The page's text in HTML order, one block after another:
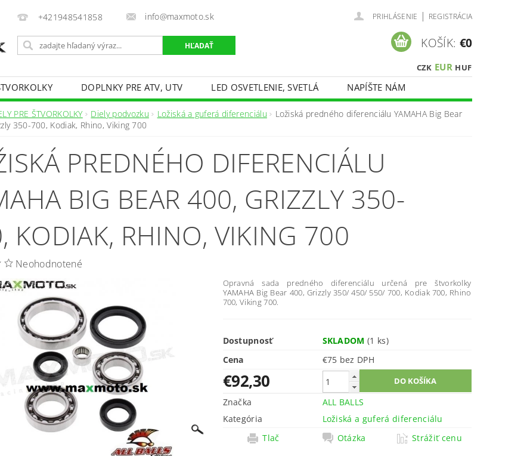
+421948541858 info@maxmoto.sk PRIHLÁSENIE | REGISTRÁCIA
CZK EUR HUF
KOŠÍK: €0
DOPLNKY PRE ATV, UTV LED OSVETLENIE, SVETLÁ
NAPÍŠTE NÁM
PRE ŠTVORKOLKY Diely podvozku Ložiská a guferá diferenciálu
Ložiská predného diferenciálu YAMAHA Big Bear
350-700, Kodiak, Rhino, Viking 700
PREDNÉHO DIFERENCIÁLU
BIG BEAR 400, GRIZZLY 350-
KODIAK, RHINO, VIKING 700
Neohodnotené
Opravná sada predného diferenciálu určená pre štvorkolky
YAMAHA Big Bear 400, Grizzly 350/ 450/ 550/ 700, Kodiak 700, Rhino
700, Viking 700.
Dostupnosť SKLADOM(1 ks)
Cena
€75 bez DPH
€92,30
Značka
ALL BALLS
Kategória
Ložiská a guferá diferenciálu
Tlač
Otázka Strážiť cenu